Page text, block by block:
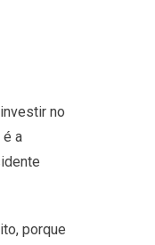
no
a
porque